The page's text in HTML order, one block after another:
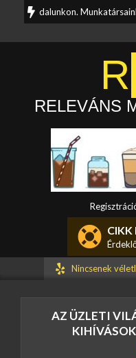
content
Munkatársaink
R
RELEVÁNS
CIKK
Nincsenek
AZ ÜZLETI